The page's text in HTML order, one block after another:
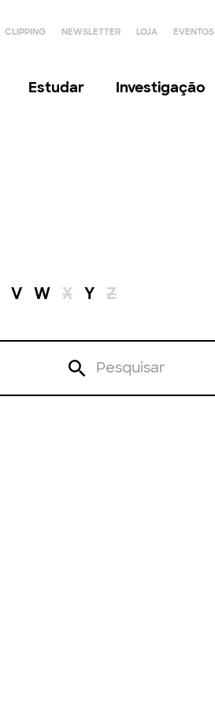
CLIPPING NEWSLETTER LOJA EVENTOS
Estudar Investigação
V W X Y Z